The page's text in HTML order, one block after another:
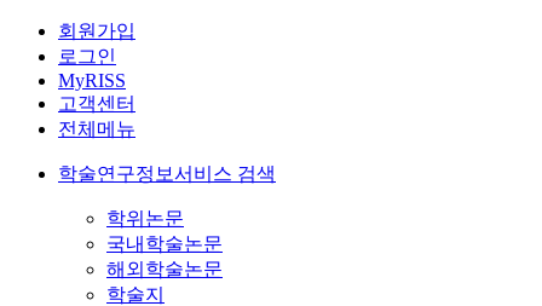
회원가입
로그인
MyRISS
고객센터
전체메뉴
학술연구정보서비스 검색
학위논문
국내학술논문
해외학술논문
학술지